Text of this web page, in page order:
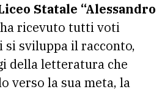
Statale “Alessandro
ha ricevuto tutti voti
sviluppa il racconto,
della letteratura che
verso la sua meta, la